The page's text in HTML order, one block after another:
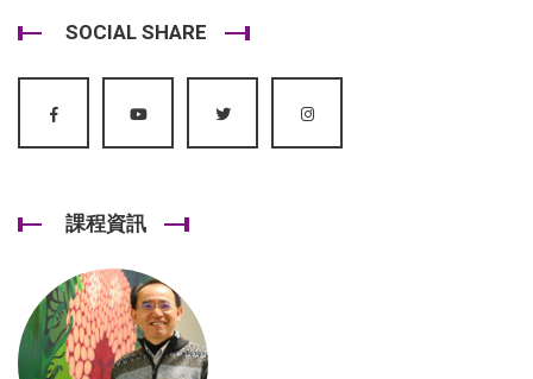
SOCIAL SHARE
課程資訊